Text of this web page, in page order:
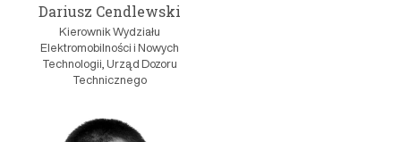
Dariusz Cendlewski
Kierownik Wydziału
Elektromobilności i Nowych
Technologii, Urząd Dozoru
Technicznego